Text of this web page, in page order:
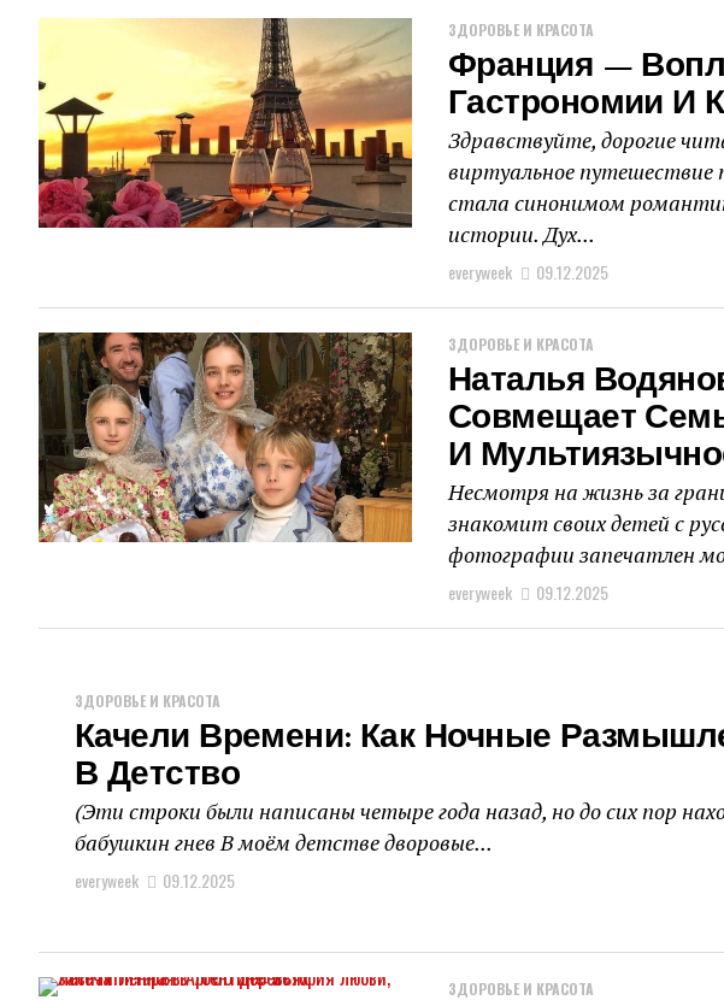
ЗДОРОВЬЕ И КРАСОТА
Франция —
Гастрономии И
Здравствуйте, дорогие
виртуальное
стала синонимом
истории. Дух...
everyweek 09.12.2025
ЗДОРОВЬЕ И КРАСОТА
Наталья
Совмещает
И
Несмотря на жизнь за
знакомит своих детей с
фотографии запечатлен
everyweek 09.12.2025
ЗДОРОВЬЕ И КРАСОТА
Качели Времени: Как Ночные
В Детство
(Эти строки были написаны четыре года назад, но до сих пор
бабушкин гнев В моём детстве дворовые...
everyweek 09.12.2025
ЗДОРОВЬЕ И КРАСОТА